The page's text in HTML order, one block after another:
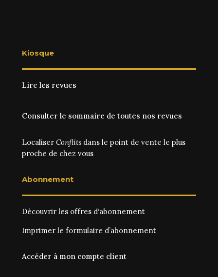
Kiosque
Lire les revues
Consulter le sommaire de toutes nos revues
Localiser Conflitsdans le point de vente le plus
proche de chez vous
Abonnement
Découvrir les offres d‘abonnement
Imprimer le formulaire d’abonnement
Accéder à mon compte client